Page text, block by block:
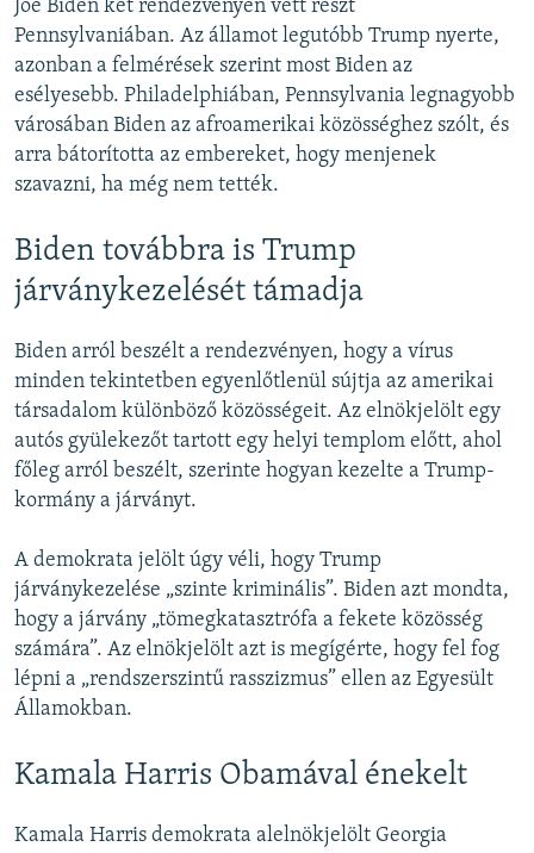
Joe Biden két rendezvényen vett részt
Pennsylvaniában. Az államot legutóbb Trump nyerte,
azonban a felmérések szerint most Biden az
esélyesebb. Philadelphiában, Pennsylvania legnagyobb
városában Biden az afroamerikai közösséghez szólt, és
arra bátorította az embereket, hogy menjenek
szavazni, ha még nem tették.
Biden továbbra is Trump
járványkezelését támadja
Biden arról beszélt a rendezvényen, hogy a vírus
minden tekintetben egyenlőtlenül sújtja az amerikai
társadalom különböző közösségeit. Az elnökjelölt egy
autós gyülekezőt tartott egy helyi templom előtt, ahol
főleg arról beszélt, szerinte hogyan kezelte a Trump-
kormány a járványt.
A demokrata jelölt úgy véli, hogy Trump
járványkezelése „szinte kriminális”. Biden azt mondta,
hogy a járvány „tömegkatasztrófa a fekete közösség
számára”. Az elnökjelölt azt is megígérte, hogy fel fog
lépni a „rendszerszintű rasszizmus” ellen az Egyesült
Államokban.
Kamala Harris Obamával énekelt
Kamala Harris demokrata alelnökjelölt Georgia